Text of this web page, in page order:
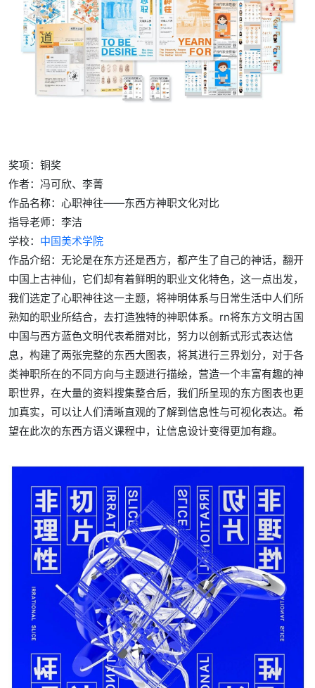
奖项：铜奖
作者：冯可欣、李菁
作品名称：心职神往——东西方神职文化对比
指导老师：李洁
学校： 中国美术学院
作品介绍：无论是在东方还是西方，都产生了自己的神话，翻开
中国上古神仙，它们却有着鲜明的职业文化特色，这一点出发，
我们选定了心职神往这一主题，将神明体系与日常生活中人们所
熟知的职业所结合，去打造独特的神职体系。rn将东方文明古国
中国与西方蓝色文明代表希腊对比，努力以创新式形式表达信
息，构建了两张完整的东西大图表，将其进行三界划分，对于各
类神职所在的不同方向与主题进行描绘，营造一个丰富有趣的神
职世界，在大量的资料搜集整合后，我们所呈现的东方图表也更
加真实，可以让人们清晰直观的了解到信息性与可视化表达。希
望在此次的东西方语义课程中，让信息设计变得更加有趣。